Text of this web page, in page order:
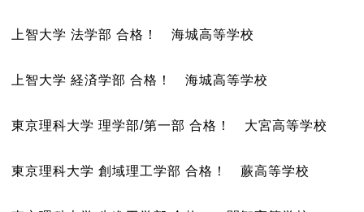
上智大学 法学部 合格！ 海城高等学校
上智大学 経済学部 合格！ 海城高等学校
東京理科大学 理学部/第一部 合格！ 大宮高等学校
東京理科大学 創域理工学部 合格！ 蕨高等学校